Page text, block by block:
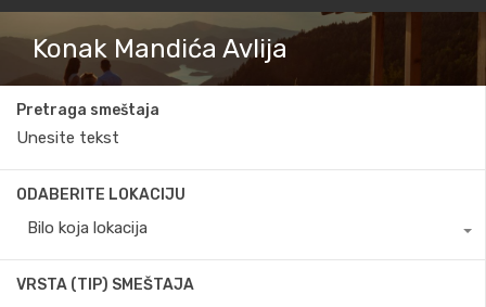
Konak Mandića Avlija
Pretraga smeštaja
ODABERITE LOKACIJU
Bilo koja lokacija
VRSTA (TIP) SMEŠTAJA